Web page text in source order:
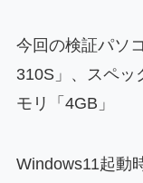
今回の検証パソ
310S」、スペッ
モリ「4GB」
Windows11起動